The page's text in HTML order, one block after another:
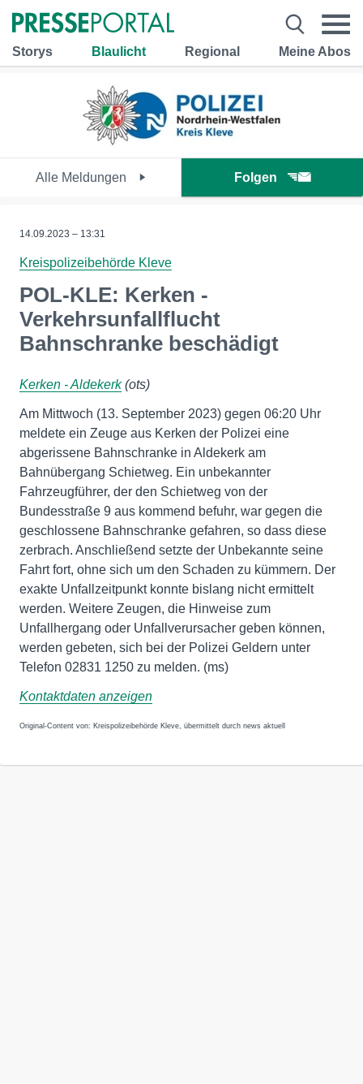
Storys Blaulicht Regional Meine Abos
Alle Meldungen Folgen
14.09.2023 – 13:31
Kreispolizeibehörde Kleve
POL-KLE: Kerken -
Verkehrsunfallflucht
Bahnschranke beschädigt
Kerken - Aldekerk(ots)
Am Mittwoch (13. September 2023) gegen 06:20 Uhr
meldete ein Zeuge aus Kerken der Polizei eine
abgerissene Bahnschranke in Aldekerk am
Bahnübergang Schietweg. Ein unbekannter
Fahrzeugführer, der den Schietweg von der
Bundesstraße 9 aus kommend befuhr, war gegen die
geschlossene Bahnschranke gefahren, so dass diese
zerbrach. Anschließend setzte der Unbekannte seine
Fahrt fort, ohne sich um den Schaden zu kümmern. Der
exakte Unfallzeitpunkt konnte bislang nicht ermittelt
werden. Weitere Zeugen, die Hinweise zum
Unfallhergang oder Unfallverursacher geben können,
werden gebeten, sich bei der Polizei Geldern unter
Telefon 02831 1250 zu melden. (ms)
Kontaktdaten anzeigen
Original-Content von: Kreispolizeibehörde Kleve, übermittelt durch news aktuell